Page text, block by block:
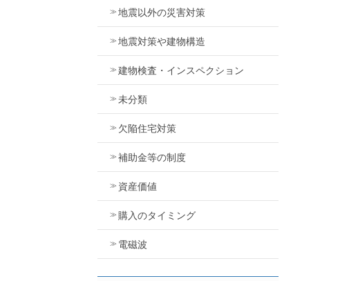
地震以外の災害対策
地震対策や建物構造
建物検査・インスペクション
未分類
欠陥住宅対策
補助金等の制度
資産価値
購入のタイミング
電磁波